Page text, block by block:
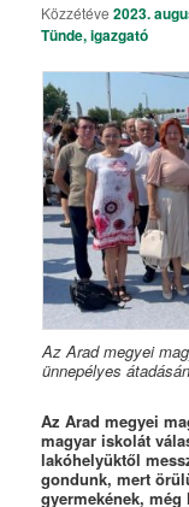
Közzétéve2023.
Tünde, igazgató
Az Arad megyei
ünnepélyes
Az Arad megyei
magyar iskolát
lakóhelyüktől
gondunk, mert
gyermekének,